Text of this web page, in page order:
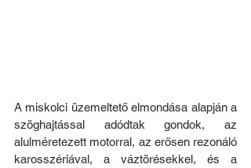
A miskolci üzemeltető elmondása alapján a
szöghajtással adódtak gondok, az
alulméretezett motorral, az erősen rezonáló
karosszériával, a váztörésekkel, és a